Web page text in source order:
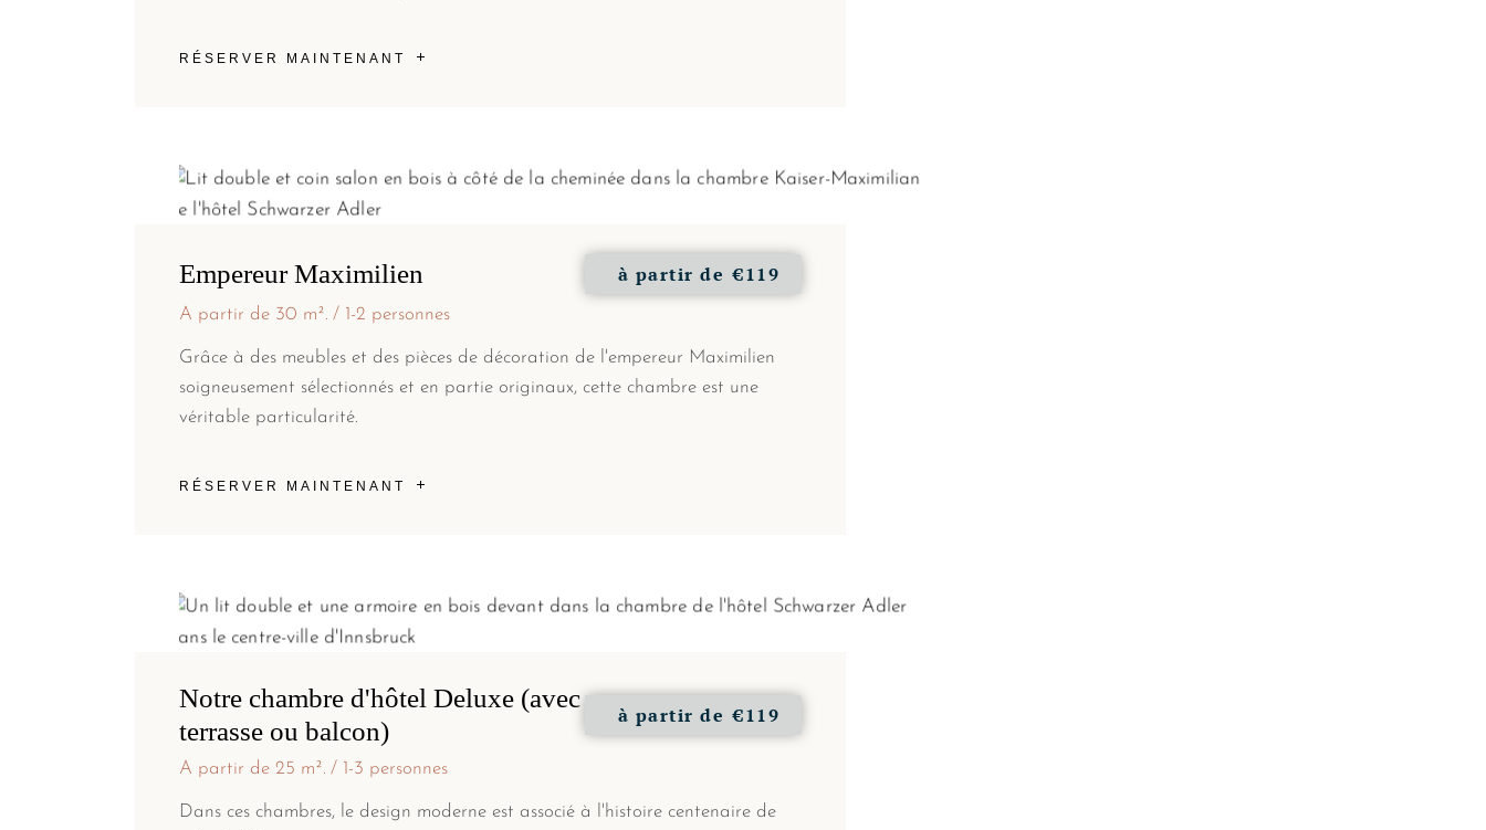
RÉSERVER MAINTENANT
Empereur Maximilien à partir de €119
A partir de 30 m². 1-2 personnes
Grâce à des meubles et des pièces de décoration de l'empereur Maximilien
soigneusement sélectionnés et en partie originaux, cette chambre est une
véritable particularité.
RÉSERVER MAINTENANT
Notre chambre d'hôtel Deluxe (avec
terrasse ou balcon)
à partir de €119
A partir de 25 m². 1-3 personnes
Dans ces chambres, le design moderne est associé à l'histoire centenaire de